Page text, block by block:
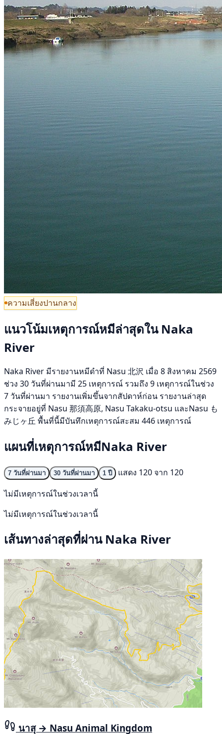
ความเสี่ยงปานกลาง
แนวโน้มเหตุการณ์หมีล่าสุดใน Naka
River
Naka River มีรายงานหมีดำที่ Nasu 北沢 เมื่อ 8 สิงหาคม 2569
ช่วง 30 วันที่ผ่านมามี 25 เหตุการณ์ รวมถึง 9 เหตุการณ์ในช่วง
7 วันที่ผ่านมา รายงานเพิ่มขึ้นจากสัปดาห์ก่อน รายงานล่าสุด
กระจายอยู่ที่ Nasu 那須高原, Nasu Takaku-otsu และNasu も
みじヶ丘 พื้นที่นี้มีบันทึกเหตุการณ์สะสม 446 เหตุการณ์
แผนที่เหตุการณ์หมีNaka River
7 วันที่ผ่านมา 30 วันที่ผ่านมา 1 ปี
แสดง 120 จาก 120
ไม่มีเหตุการณ์ในช่วงเวลานี้
ไม่มีเหตุการณ์ในช่วงเวลานี้
เส้นทางล่าสุดที่ผ่าน Naka River
นาสุ → Nasu Animal Kingdom